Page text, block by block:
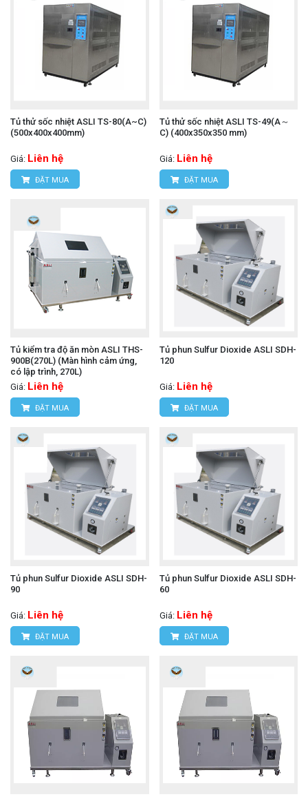
Tủ thử sốc nhiệt ASLI TS-80(A~C)
(500x400x400mm)
Giá: Liên hệ
ĐẶT MUA
Tủ thử sốc nhiệt ASLI TS-49(A～
C) (400x350x350 mm)
Giá: Liên hệ
ĐẶT MUA
Tủ kiểm tra độ ăn mòn ASLI THS-
900B(270L) (Màn hình cảm ứng,
có lập trình, 270L)
Giá: Liên hệ
ĐẶT MUA
Tủ phun Sulfur Dioxide ASLI SDH-
120
Giá: Liên hệ
ĐẶT MUA
Tủ phun Sulfur Dioxide ASLI SDH-
90
Giá: Liên hệ
ĐẶT MUA
Tủ phun Sulfur Dioxide ASLI SDH-
60
Giá: Liên hệ
ĐẶT MUA